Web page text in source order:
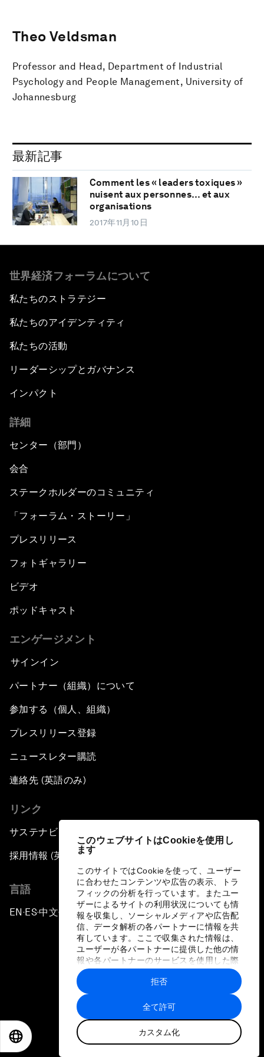
このウェブサイトはCookieを使用し
ます
このサイトではCookieを使って、ユーザー
に合わせたコンテンツや広告の表示、トラ
フィックの分析を行っています。またユー
ザーによるサイトの利用状況についても情
報を収集し、ソーシャルメディアや広告配
信、データ解析の各パートナーに情報を共
有しています。ここで収集された情報は、
ユーザーが各パートナーに提供した他の情
報や各パートナーのサービスを使用した際
に収集された情報と組み合わされ、各パー
トナーによって使用されることがありま
す。
全て許可
カスタム化
拒否
Theo Veldsman
Professor and Head, Department of Industrial
Psychology and People Management, University of
Johannesburg
最新記事
Comment les « leaders toxiques »
nuisent aux personnes… et aux
organisations
2017年11月10日
世界経済フォーラムについて
私たちのストラテジー
私たちのアイデンティティ
私たちの活動
リーダーシップとガバナンス
インパクト
詳細
センター（部門）
会合
ステークホルダーのコミュニティ
「フォーラム・ストーリー」
プレスリリース
フォトギャラリー
ビデオ
ポッドキャスト
エンゲージメント
サインイン
パートナー（組織）について
参加する（個人、組織）
プレスリリース登録
ニュースレター購読
連絡先 (英語のみ)
リンク
サステナビリティへの取り組み
採用情報 (英語のみ)
言語
EN ▪ ES▪中文▪ 日本語
プライバシーポリシーと利用規約
サイトマップ
©
世界経済フォーラム